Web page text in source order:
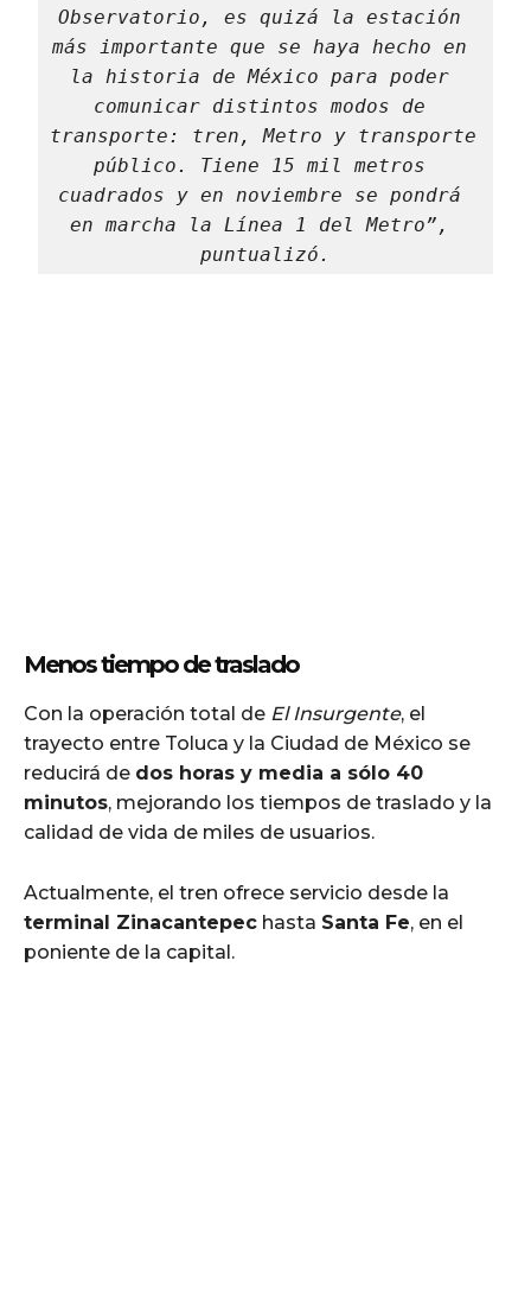
Observatorio, es quizá la estación
más importante que se haya hecho en
la historia de México para poder
comunicar distintos modos de
transporte: tren, Metro y transporte
público. Tiene 15 mil metros
cuadrados y en noviembre se pondrá
en marcha la Línea 1 del Metro”,
puntualizó.
Menos tiempo de traslado
Con la operación total de El Insurgente, el
trayecto entre Toluca y la Ciudad de México se
reducirá de dos horas y media a sólo 40
minutos, mejorando los tiempos de traslado y la
calidad de vida de miles de usuarios.
Actualmente, el tren ofrece servicio desde la
terminal Zinacantepec hasta Santa Fe, en el
poniente de la capital.